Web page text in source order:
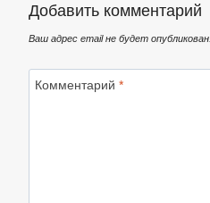
Добавить комментарий
Ваш адрес email не будет опубликован.
Комментарий *